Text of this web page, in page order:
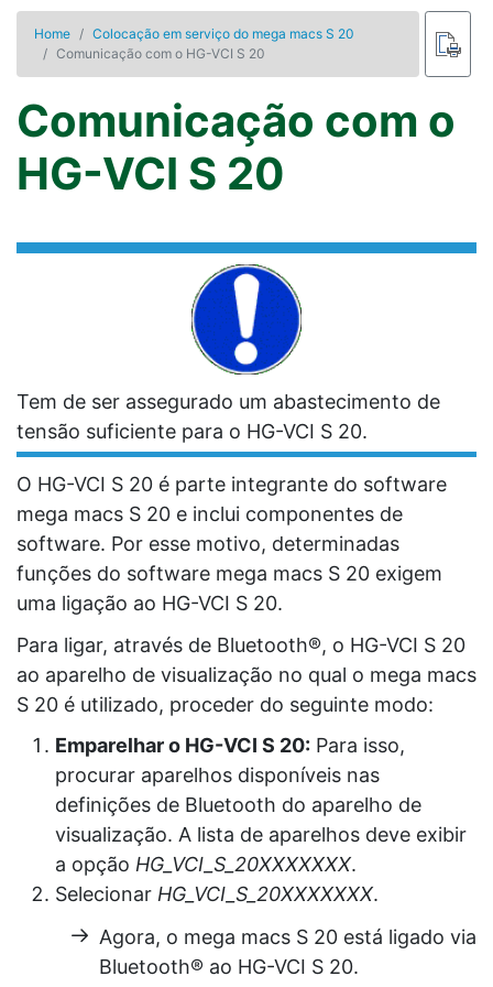
Home
Colocação em serviço do mega macs S 20
Comunicação com o HG-VCI S 20
Comunicação com o
HG-VCI S 20
Tem de ser assegurado um abastecimento de
tensão suficiente para o HG-VCI S 20.
O HG-VCI S 20 é parte integrante do software
mega macs S 20 e inclui componentes de
software. Por esse motivo, determinadas
funções do software mega macs S 20 exigem
uma ligação ao HG-VCI S 20.
Para ligar, através de Bluetooth®, o HG-VCI S 20
ao aparelho de visualização no qual o mega macs
S 20 é utilizado, proceder do seguinte modo:
Emparelhar o HG-VCI S 20: Para isso,
procurar aparelhos disponíveis nas
definições de Bluetooth do aparelho de
visualização. A lista de aparelhos deve exibir
a opção HG_VCI_S_20XXXXXXX.
Selecionar HG_VCI_S_20XXXXXXX.
Agora, o mega macs S 20 está ligado via
Bluetooth® ao HG-VCI S 20.